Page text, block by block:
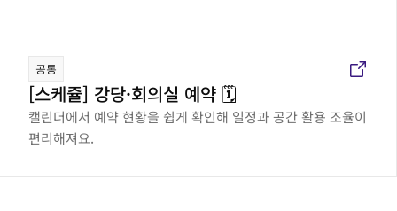
공통
[스케쥴] 강당·회의실 예약 🗓️
캘린더에서 예약 현황을 쉽게 확인해 일정과 공간 활용 조율이
편리해져요.